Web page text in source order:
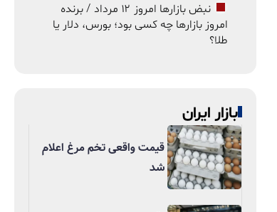
نبض بازارها امروز ۱۲ مرداد / برنده
امروز بازارها چه کسی بود؛ بورس، دلار یا
طلا؟
بازار ایران
قیمت واقعی تخم مرغ اعلام
شد